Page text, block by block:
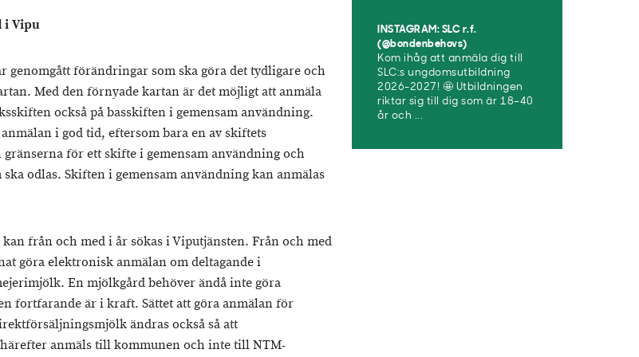
i Vipu
genomgått förändringar som ska göra det tydligare och
Med den förnyade kartan är det möjligt att anmäla
också på basskiften i gemensam användning.
i god tid, eftersom bara en av skiftets
för ett skifte i gemensam användning och
odlas. Skiften i gemensam användning kan anmälas
från och med i år sökas i Viputjänsten. Från och med
göra elektronisk anmälan om deltagande i
En mjölkgård behöver ändå inte göra
fortfarande är i kraft. Sättet att göra anmälan för
ändras också så att
anmäls till kommunen och inte till NTM-
INSTAGRAM: SLC r.f.
(@bondenbehovs)
Kom ihåg att anmäla dig till
SLC:s ungdomsutbildning
2026-2027! 🤩 Utbildningen
riktar sig till dig som är 18–40
år och ...